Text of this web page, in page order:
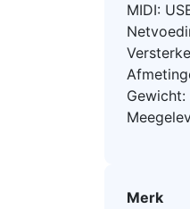
MIDI:
Merk